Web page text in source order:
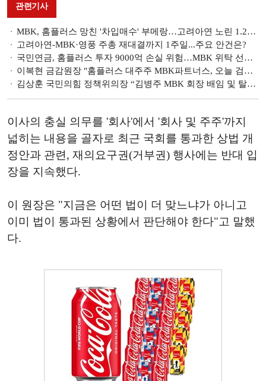
관련기사
MBK, 홈플러스 망친 '차입매수' 부메랑…고려아연 노린 1.2조 '빚' 시한폭탄
고려아연-MBK·영풍 주총 재대결까지 1주일...주요 안건은?
국민연금, 홈플러스 투자 9000억 손실 위험…MBK 위탁 선정 취소될까
이복현 금감원장 "홈플러스 대주주 MBK파트너스, 오늘 검사 착수"
김상훈 국민의힘 정책위의장 “김병주 MBK 회장 배임 및 탈세혐의 조사 여론 높아”
이사의 충실 의무를 '회사'에서 '회사 및 주주'까지
넓히는 내용을 골자로 최근 국회를 통과한 상법 개
정안과 관련, 재의요구권(거부권) 행사에는 반대 입
장을 지속했다.
이 원장은 "지금은 어떤 법이 더 맞느냐가 아니고
이미 법이 통과된 상황에서 판단해야 한다"고 말했
다.